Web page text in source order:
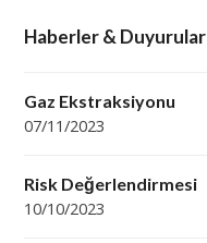
Haberler & Duyurular
Gaz Ekstraksiyonu
07/11/2023
Risk Değerlendirmesi
10/10/2023